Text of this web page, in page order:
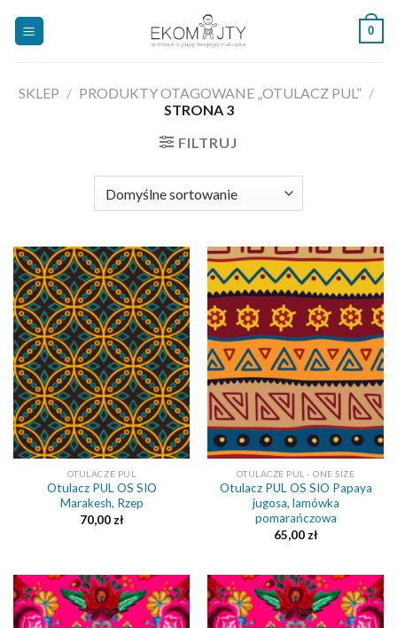
0
SKLEP / PRODUKTY OTAGOWANE „OTULACZ PUL” /
STRONA 3
FILTRUJ
OTULACZE PUL
Otulacz PUL OS SIO
Marakesh, Rzep
70,00 zł
OTULACZE PUL - ONE SIZE
Otulacz PUL OS SIO Papaya
jugosa, lamówka
pomarańczowa
65,00 zł